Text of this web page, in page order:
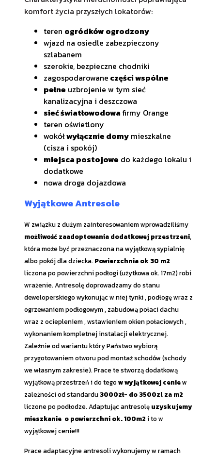
komfort życia przyszłych lokatorów:
teren ogródków ogrodzony
wjazd na osiedle zabezpieczony
szlabanem
szerokie, bezpieczne chodniki
zagospodarowane części wspólne
pełne uzbrojenie w tym sieć
kanalizacyjna i deszczowa
sieć światłowodowafirmy Orange
teren oświetlony
wokółwyłącznie domy mieszkalne
(cisza i spokój)
miejsca postojowe do każdego lokalu i
dodatkowe
nowa droga dojazdowa
Wyjątkowe Antresole
W związku z dużym zainteresowaniem wprowadziliśmy
możliwość zaadoptowania dodatkowej przestrzeni,
która może być przeznaczona na wyjątkową sypialnię
albo pokój dla dziecka. Powierzchnia ok 30 m2
liczona po powierzchni podłogi (użytkowa ok. 17m2) robi
wrażenie. Antresolę doprowadzamy do stanu
deweloperskiego wykonując w niej tynki , podłogę wraz z
ogrzewaniem podłogowym , zabudową połaci dachu
wraz z ociepleniem , wstawieniem okien połaciowych ,
wykonaniem kompletnej instalacji elektrycznej.
Zależnie od wariantu który Państwo wybiorą
przygotowaniem otworu pod montaż schodów (schody
we własnym zakresie). Prace te stworzą dodatkową
wyjątkową przestrzeń i do tegow wyjątkowej ceniew
zależności od standardu 3000zł- do 3500zl za m2
liczone po podłodze. Adaptując antresolę uzyskujemy
mieszkanie o powierzchni ok. 100m2 i to w
wyjątkowej cenie!!!
Prace adaptacyjne antresoli wykonujemy w ramach